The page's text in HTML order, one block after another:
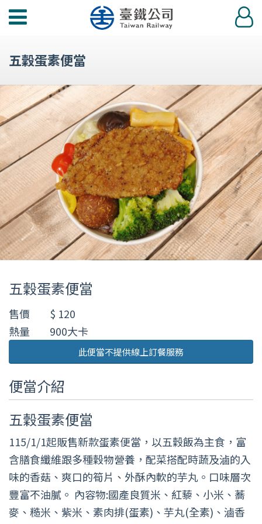
功
單
登
入
五穀蛋素便當
五穀蛋素便當
售價
$ 120
熱量
900大卡
此便當不提供線上訂餐服務
便當介紹
五穀蛋素便當
115/1/1起販售新款蛋素便當，以五穀飯為主食，富
含膳食纖維跟多種穀物營養，配菜搭配時蔬及滷的入
味的香菇、爽口的筍片、外酥內軟的芋丸。口味層次
豐富不油膩。 內容物:國產良質米、紅藜、小米、蕎
麥、糙米、紫米、素肉排(蛋素)、芋丸(全素)、滷香